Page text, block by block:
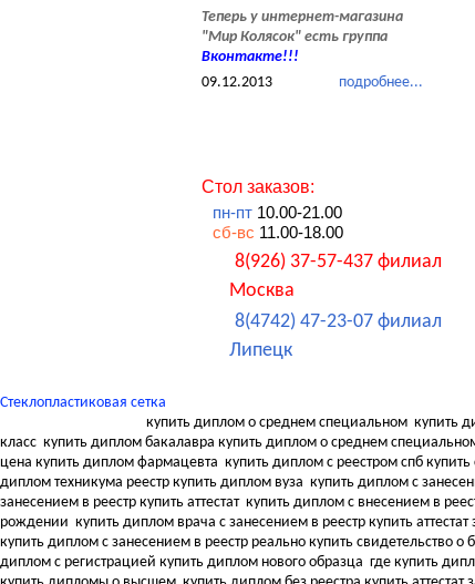
Теперь у интернет-магазина
"Мир Колясок" есть группа
Вконтакте!!!
подробнее...
09.12.2013
Стол заказов:
пн-пт 10.00-21.00
сб-вс 11.00-18.00
8(926) 37-57-437 филиал
Москва
8(4742) 47-23-07 филиал
Липецк
Стеклопластиковая сетка
купить диплом о среднем специальном купить
класс купить диплом бакалавра купить диплом о среднем
цена купить диплом фармацевта купить диплом с реестром спб
диплом техникума реестр купить диплом вуза купить диплом с
занесением в реестр купить аттестат купить диплом с внесением в
рождении купить диплом врача с занесением в реестр купить аттестат
купить диплом с занесением в реестр реально купить свидетельство о
диплом с регистрацией купить диплом нового образца где купить